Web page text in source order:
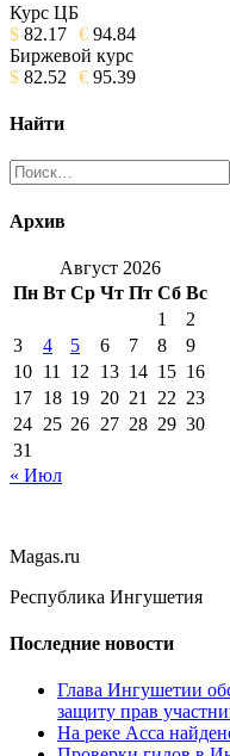
Курс ЦБ
$ 82.17 € 94.84
Биржевой курс
$ 82.52 € 95.39
Найти
Найти:
Архив
Август 2026
Пн Вт Ср Чт Пт Сб Вс
1
2
3
4 5 6 7 8
9
10 11 12 13 14 15 16
17 18 19 20 21 22 23
24 25 26 27 28 29 30
31
« Июл
Magas.ru
Республика Ингушетия
Последние новости
Глава Ингушетии
защиту прав
На реке Асса